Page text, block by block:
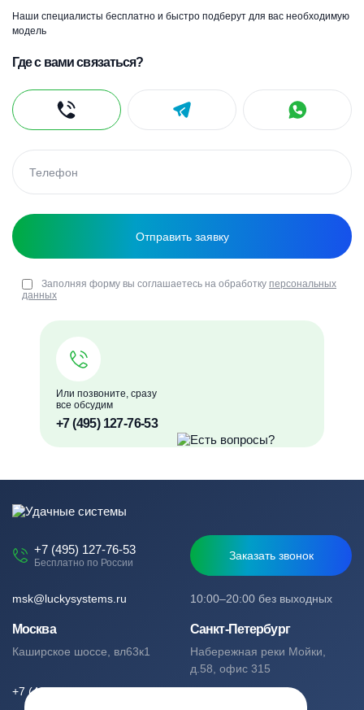
Наши специалисты бесплатно и быстро подберут для вас необходимую
модель
Или позвоните, сразу
все обсудим
+7 (495) 127-76-53
Где с вами связаться?
Заполняя форму вы соглашаетесь на обработку персональных
данных
+7 (495) 127-76-53
Бесплатно по России
Заказать звонок
10:00–20:00 без выходных
msk@luckysystems.ru
Москва
Каширское шоссе, вл63к1
+7 (495) 127-76-53
Санкт-Петербург
Набережная реки Мойки,
д.58, офис 315
+7 (812) 244-49-61